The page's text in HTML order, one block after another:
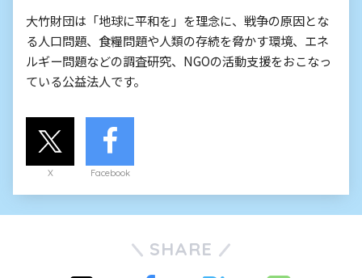
大竹財団は「地球に平和を」を理念に、戦争の原因とな
る人口問題、食糧問題や人類の存続を脅かす環境、エネ
ルギー問題などの調査研究、NGOの活動支援をおこなっ
ている公益法人です。
X Facebook
SHARE